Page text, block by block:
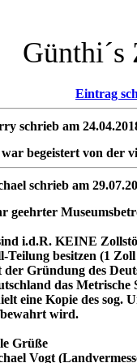
Eintrag
schrieb am
begeistert von der
schrieb am
geehrter
i.d.R. KEINE
Teilung besitzen (1 Zoll
Gründung des
das Metrische
eine Kopie des sog.
wird.
Grüße
Vogt